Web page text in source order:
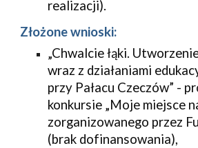
realizacji).
Złożone wnioski:
„Chwalcie łąki.
wraz z działaniami
przy Pałacu Czeczów” -
konkursie „Moje miejsce
zorganizowanego przez
(brak dofinansowania),